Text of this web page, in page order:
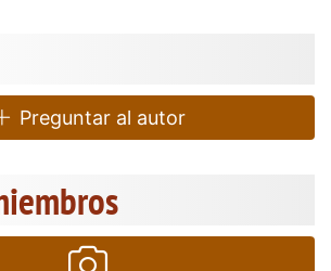
Preguntar al autor